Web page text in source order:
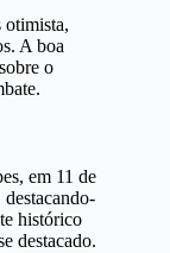
otimista,
A boa
o
em 11 de
histórico
destacado.